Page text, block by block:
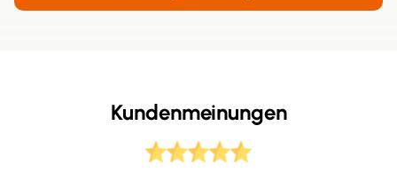
Kundenmeinungen